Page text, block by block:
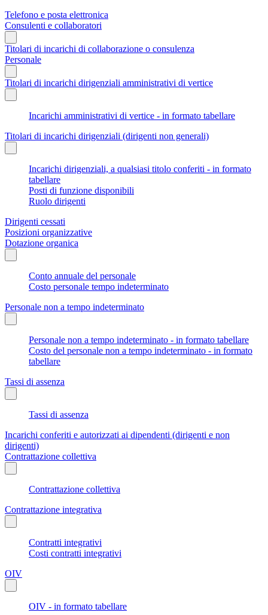
Telefono e posta elettronica
Consulenti e collaboratori
Titolari di incarichi di collaborazione o consulenza
Personale
Titolari di incarichi dirigenziali amministrativi di vertice
Incarichi amministrativi di vertice - in formato tabellare
Titolari di incarichi dirigenziali (dirigenti non generali)
Incarichi dirigenziali, a qualsiasi titolo conferiti - in formato
tabellare
Posti di funzione disponibili
Ruolo dirigenti
Dirigenti cessati
Posizioni organizzative
Dotazione organica
Conto annuale del personale
Costo personale tempo indeterminato
Personale non a tempo indeterminato
Personale non a tempo indeterminato - in formato tabellare
Costo del personale non a tempo indeterminato - in formato
tabellare
Tassi di assenza
Tassi di assenza
Incarichi conferiti e autorizzati ai dipendenti (dirigenti e non
dirigenti)
Contrattazione collettiva
Contrattazione collettiva
Contrattazione integrativa
Contratti integrativi
Costi contratti integrativi
OIV
OIV - in formato tabellare